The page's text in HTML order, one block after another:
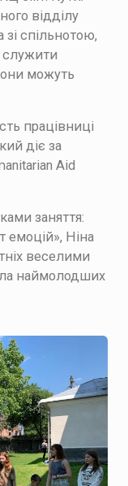
відділу
спільнотою,
служити
можуть
працівниці
діє за
Aid
заняття:
емоцій», Ніна
веселими
наймолодших